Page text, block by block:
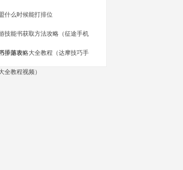
什么时候能打排位
技能书获取方法攻略（征途手机
掉落表）
手游攻略大全教程（达摩技巧手
全教程视频）